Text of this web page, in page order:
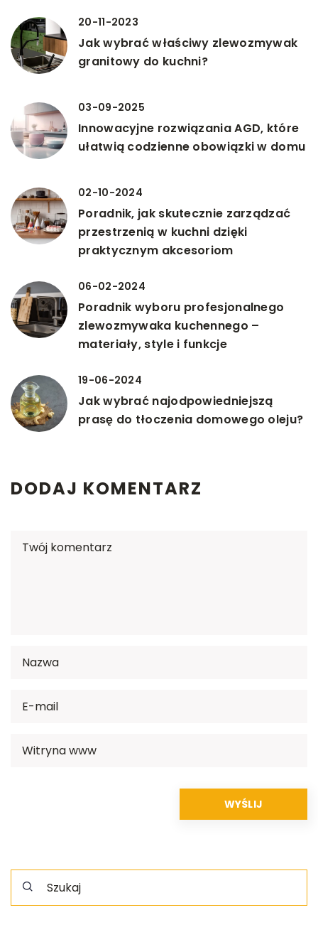
20-11-2023
Jak wybrać właściwy zlewozmywak
granitowy do kuchni?
03-09-2025
Innowacyjne rozwiązania AGD, które
ułatwią codzienne obowiązki w domu
02-10-2024
Poradnik, jak skutecznie zarządzać
przestrzenią w kuchni dzięki
praktycznym akcesoriom
06-02-2024
Poradnik wyboru profesjonalnego
zlewozmywaka kuchennego –
materiały, style i funkcje
19-06-2024
Jak wybrać najodpowiedniejszą
prasę do tłoczenia domowego oleju?
DODAJ KOMENTARZ